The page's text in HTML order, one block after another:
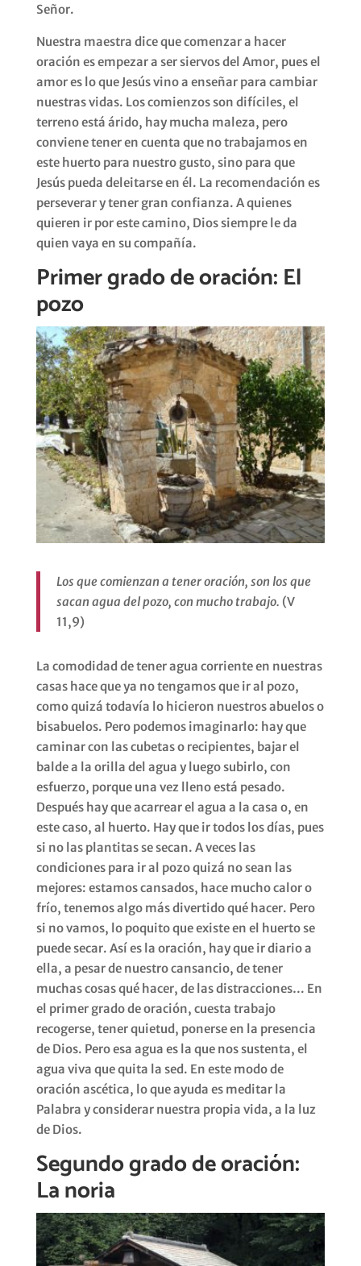
Señor.
Nuestra maestra dice que comenzar a hacer
oración es empezar a ser siervos del Amor, pues el
amor es lo que Jesús vino a enseñar para cambiar
nuestras vidas. Los comienzos son difíciles, el
terreno está árido, hay mucha maleza, pero
conviene tener en cuenta que no trabajamos en
este huerto para nuestro gusto, sino para que
Jesús pueda deleitarse en él. La recomendación es
perseverar y tener gran confianza. A quienes
quieren ir por este camino, Dios siempre le da
quien vaya en su compañía.
Primer grado de oración: El
pozo
Los que comienzan a tener oración, son los que
sacan agua del pozo, con mucho trabajo. (V
11,9)
La comodidad de tener agua corriente en nuestras
casas hace que ya no tengamos que ir al pozo,
como quizá todavía lo hicieron nuestros abuelos o
bisabuelos. Pero podemos imaginarlo: hay que
caminar con las cubetas o recipientes, bajar el
balde a la orilla del agua y luego subirlo, con
esfuerzo, porque una vez lleno está pesado.
Después hay que acarrear el agua a la casa o, en
este caso, al huerto. Hay que ir todos los días, pues
si no las plantitas se secan. A veces las
condiciones para ir al pozo quizá no sean las
mejores: estamos cansados, hace mucho calor o
frío, tenemos algo más divertido qué hacer. Pero
si no vamos, lo poquito que existe en el huerto se
puede secar. Así es la oración, hay que ir diario a
ella, a pesar de nuestro cansancio, de tener
muchas cosas qué hacer, de las distracciones… En
el primer grado de oración, cuesta trabajo
recogerse, tener quietud, ponerse en la presencia
de Dios. Pero esa agua es la que nos sustenta, el
agua viva que quita la sed. En este modo de
oración ascética, lo que ayuda es meditar la
Palabra y considerar nuestra propia vida, a la luz
de Dios.
Segundo grado de oración:
La noria